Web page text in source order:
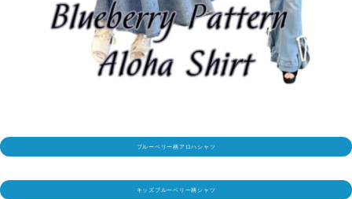
ブルーベリー柄アロハシャツ
キッズブルーベリー柄シャツ